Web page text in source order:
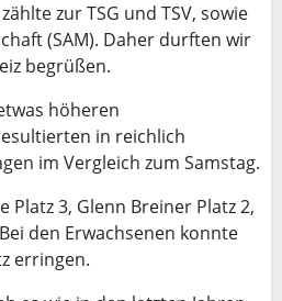
zählte zur TSG und TSV, sowie
(SAM). Daher durften wir
begrüßen.
höheren
in reichlich
im Vergleich zum Samstag.
Platz 3, Glenn Breiner Platz 2,
den Erwachsenen konnte
erringen.